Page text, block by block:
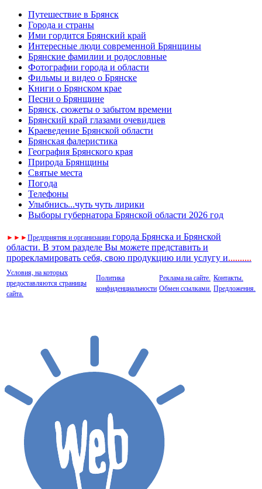
Путешествие в Брянск
Города и страны
Ими гордится Брянский край
Интересные люди современной Брянщины
Брянские фамилии и родословные
Фотографии города и области
Фильмы и видео о Брянске
Книги о Брянском крае
Песни о Брянщине
Брянск, сюжеты о забытом времени
Брянский край глазами очевидцев
Краеведение Брянской области
Брянская фалеристика
География Брянского края
Природа Брянщины
Святые места
Погода
Телефоны
Улыбнись...чуть чуть лирики
Выборы губернатора Брянской области 2026 год
► ► ►Предприятия и организации города Брянска и Брянской
области. В этом разделе Вы можете представить и
прорекламировать себя, свою продукцию или услугу и..........
Условия, на которых
предоставляются страницы
сайта.
Политика
конфиденциальности
Реклама на сайте.
Обмен ссылками.
Контакты.
Предложения.